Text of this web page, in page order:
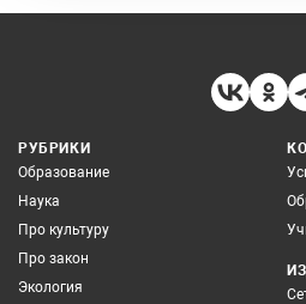
РУБРИКИ
Образование
Наука
Про культуру
Про закон
Экология